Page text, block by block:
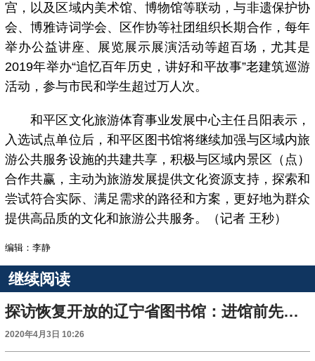
宫，以及区域内美术馆、博物馆等联动，与非遗保护协
会、博雅诗词学会、区作协等社团组织长期合作，每年
举办公益讲座、展览展示展演活动等超百场，尤其是
2019年举办“追忆百年历史，讲好和平故事”老建筑巡游
活动，参与市民和学生超过万人次。
和平区文化旅游体育事业发展中心主任吕阳表示，
入选试点单位后，和平区图书馆将继续加强与区域内旅
游公共服务设施的共建共享，积极与区域内景区（点）
合作共赢，主动为旅游发展提供文化资源支持，探索和
尝试符合实际、满足需求的路径和方案，更好地为群众
提供高品质的文化和旅游公共服务。（记者 王秒）
编辑：李静
继续阅读
探访恢复开放的辽宁省图书馆：进馆前先预约 图书消毒后再上架
2020年4月3日 10:26